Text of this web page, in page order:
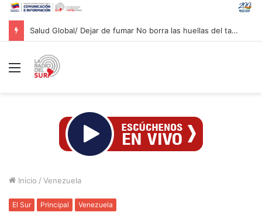
Salud Global/ Dejar de fumar No borra las huellas del tabaco en los pulmones
Menú
Inicio / Venezuela
El Sur Principal Venezuela